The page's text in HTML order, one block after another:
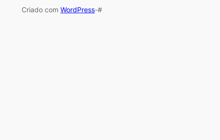
Criado com WordPress-#